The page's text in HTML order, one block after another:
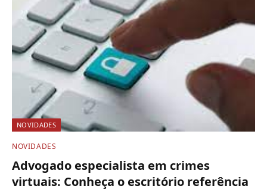
NOVIDADES
NOVIDADES
Advogado especialista em crimes
virtuais: Conheça o escritório referência